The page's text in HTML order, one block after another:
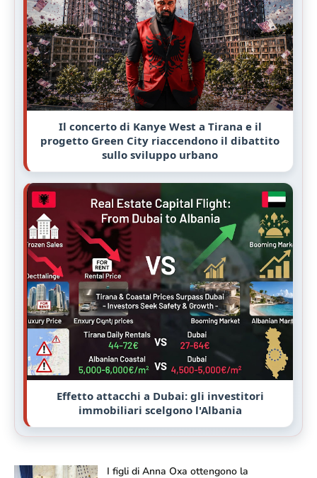
Il concerto di Kanye West a Tirana e il
progetto Green City riaccendono il dibattito
sullo sviluppo urbano
Effetto attacchi a Dubai: gli investitori
immobiliari scelgono l'Albania
I figli di Anna Oxa ottengono la